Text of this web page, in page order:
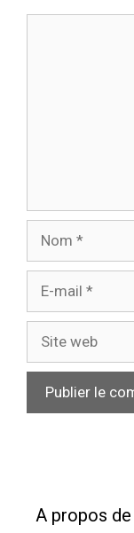
mail
web
A propos de